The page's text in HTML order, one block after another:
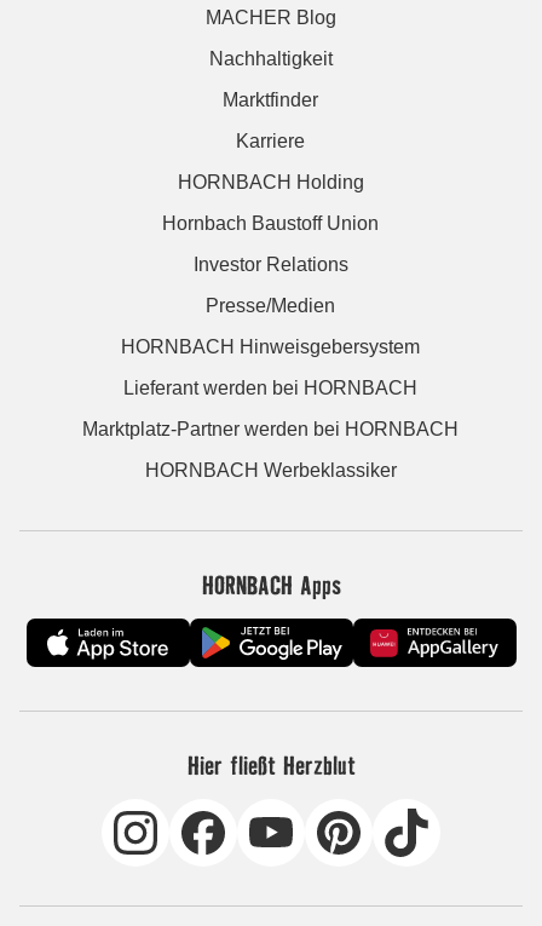
MACHER Blog
Nachhaltigkeit
Marktfinder
Karriere
HORNBACH Holding
Hornbach Baustoff Union
Investor Relations
Presse/Medien
HORNBACH Hinweisgebersystem
Lieferant werden bei HORNBACH
Marktplatz-Partner werden bei HORNBACH
HORNBACH Werbeklassiker
HORNBACH Apps
Hier fließt Herzblut